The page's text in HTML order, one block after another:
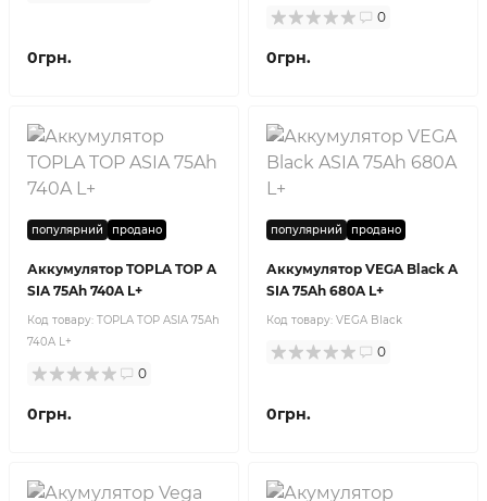
0грн.
0
0грн.
популярний продано
Аккумулятор TOPLA TOP A
SIA 75Ah 740A L+
Код товару: TOPLA TOP ASIA 75Ah
740A L+
0
0грн.
популярний продано
Аккумулятор VEGA Black A
SIA 75Ah 680A L+
Код товару: VEGA Black
0
0грн.